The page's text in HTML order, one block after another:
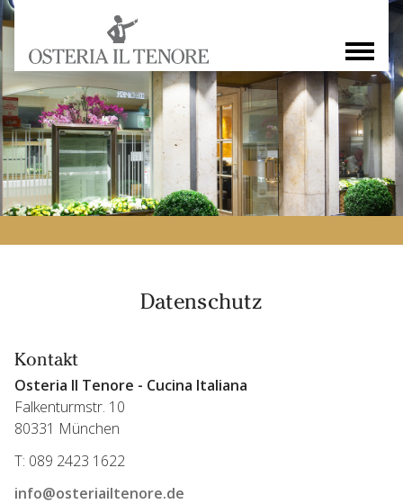
Datenschutz
Kontakt
Osteria Il Tenore - Cucina Italiana
Falkenturmstr. 10
80331 München
T: 089 2423 1622
info@osteriailtenore.de